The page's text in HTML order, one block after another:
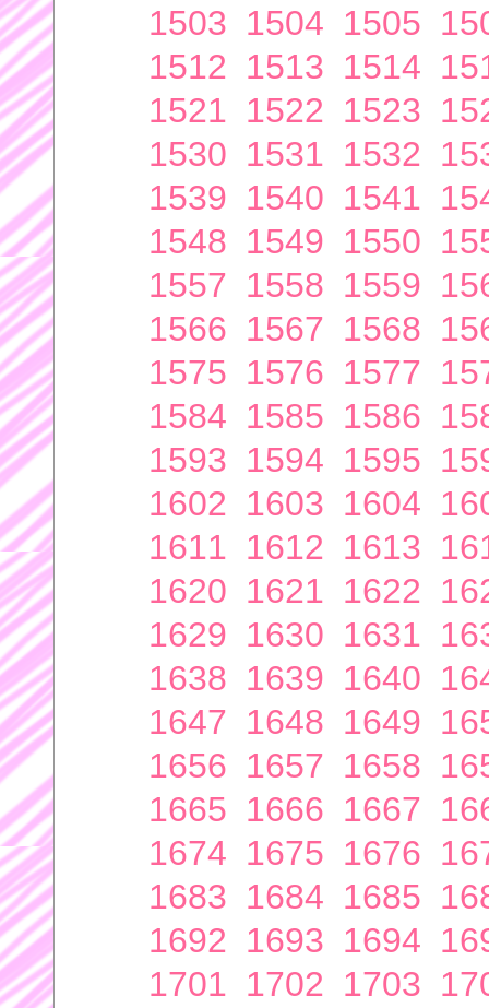
1503 1504 1505
1512 1513 1514
1521 1522 1523
1530 1531 1532
1539 1540 1541
1548 1549 1550
1557 1558 1559
1566 1567 1568
1575 1576 1577
1584 1585 1586
1593 1594 1595
1602 1603 1604
1611 1612 1613
1620 1621 1622
1629 1630 1631
1638 1639 1640
1647 1648 1649
1656 1657 1658
1665 1666 1667
1674 1675 1676
1683 1684 1685
1692 1693 1694
1701 1702 1703